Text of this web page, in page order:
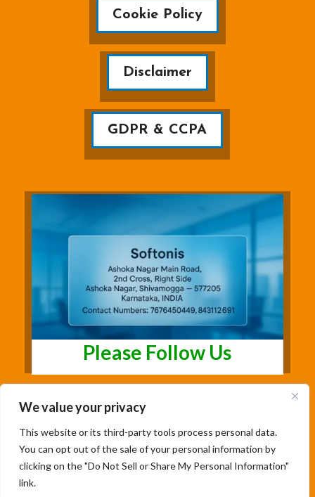
We value your privacy
This website or its third-party tools process personal data.
You can opt out of the sale of your personal information by
clicking on the "Do Not Sell or Share My Personal Information"
link.
Cookie Policy
Disclaimer
GDPR & CCPA
Please Follow Us